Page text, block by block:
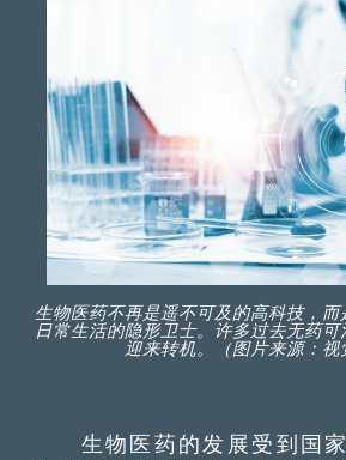
生物医药不再是遥不可及的高科技，
日常生活的隐形卫士。许多过去无药
迎来转机。（图片来源：视
生物医药的发展受到国家